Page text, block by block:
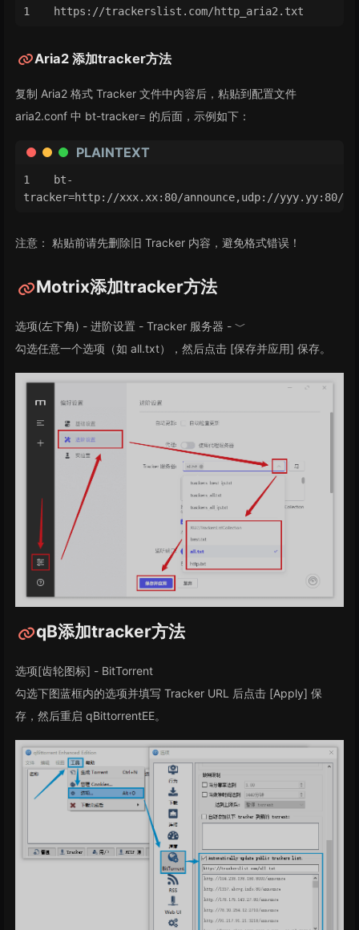
https://trackerslist.com/http_aria2.txt
Aria2 添加tracker方法
复制 Aria2 格式 Tracker 文件中内容后，粘贴到配置文件
aria2.conf 中 bt-tracker= 的后面，示例如下：
PLAINTEXT
bt-
tracker=http://xxx.xx:80/announce,udp://yyy.yy:80/
注意： 粘贴前请先删除旧 Tracker 内容，避免格式错误！
Motrix添加tracker方法
选项(左下角) - 进阶设置 - Tracker 服务器 - ﹀
勾选任意一个选项（如 all.txt），然后点击 [保存并应用] 保存。
qB添加tracker方法
选项[齿轮图标] - BitTorrent
勾选下图蓝框内的选项并填写 Tracker URL 后点击 [Apply] 保
存，然后重启 qBittorrentEE。